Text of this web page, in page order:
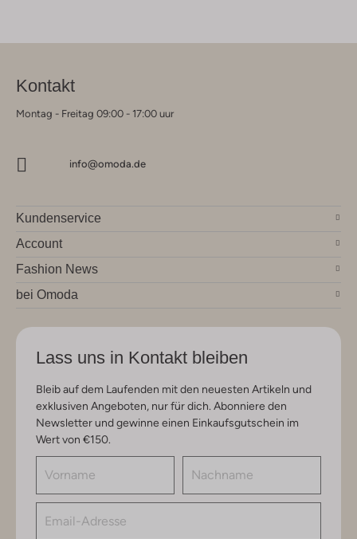
Kontakt
Montag - Freitag 09:00 - 17:00 uur
info@omoda.de
Kundenservice
Account
Fashion News
bei Omoda
Lass uns in Kontakt bleiben
Bleib auf dem Laufenden mit den neuesten Artikeln und
exklusiven Angeboten, nur für dich. Abonniere den
Newsletter und gewinne einen Einkaufsgutschein im
Wert von €150.